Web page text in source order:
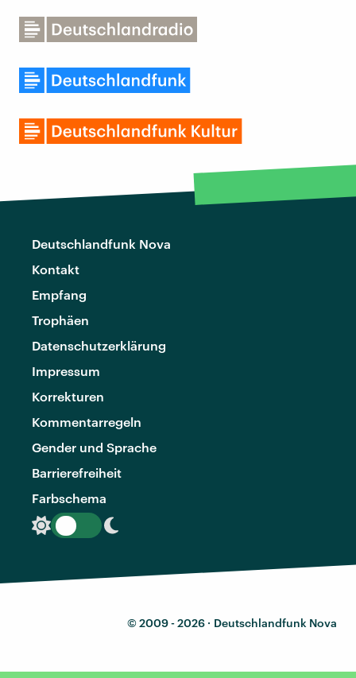
Deutschlandfunk Nova
Kontakt
Empfang
Trophäen
Datenschutzerklärung
Impressum
Korrekturen
Kommentarregeln
Gender und Sprache
Barrierefreiheit
Farbschema
© 2009 - 2026 · Deutschlandfunk Nova